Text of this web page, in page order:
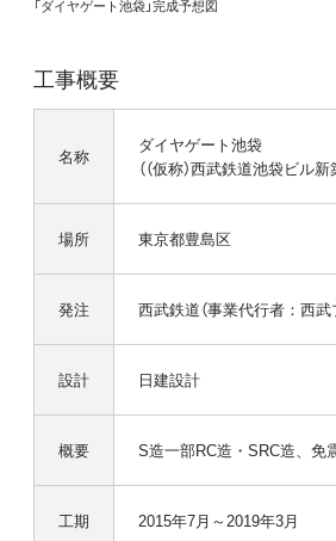
「ダイヤゲート池袋」完成予想図
工事概要
名称
ダイヤゲート池袋
（（仮称）西武鉄道池袋ビル新
場所 東京都豊島区
発注 西武鉄道（事業代行者：西武
設計 日建設計
概要 S造一部RC造・SRC造、免
工期 2015年7月～2019年3月